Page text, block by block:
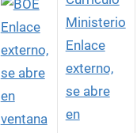
Enlace
externo,
se abre
en
ventana
Enlace
externo,
se abre
en